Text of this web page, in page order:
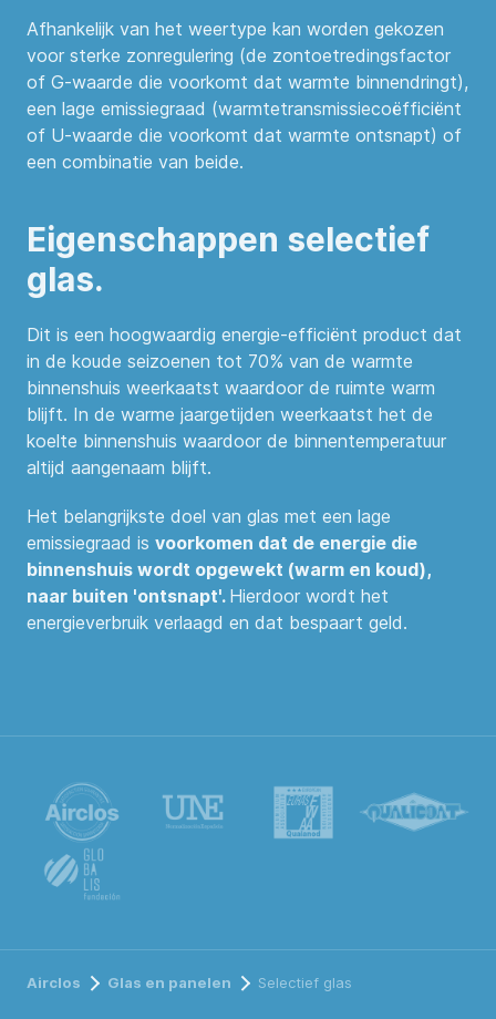
Afhankelijk van het weertype kan worden gekozen
voor sterke zonregulering (de zontoetredingsfactor
of G-waarde die voorkomt dat warmte binnendringt),
een lage emissiegraad (warmtetransmissiecoëfficiënt
of U-waarde die voorkomt dat warmte ontsnapt) of
een combinatie van beide.
Eigenschappen selectief
glas.
Dit is een hoogwaardig energie-efficiënt product dat
in de koude seizoenen tot 70% van de warmte
binnenshuis weerkaatst waardoor de ruimte warm
blijft. In de warme jaargetijden weerkaatst het de
koelte binnenshuis waardoor de binnentemperatuur
altijd aangenaam blijft.
Het belangrijkste doel van glas met een lage
emissiegraad is voorkomen dat de energie die
binnenshuis wordt opgewekt (warm en koud),
naar buiten 'ontsnapt'. Hierdoor wordt het
energieverbruik verlaagd en dat bespaart geld.
Airclos Glas en panelen Selectief glas